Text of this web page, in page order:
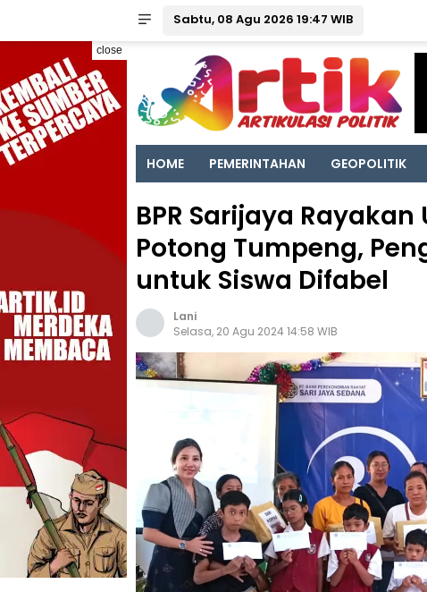
Sabtu, 08 Agu 2026 19:47 WIB
close
HOME PEMERINTAHAN GEOPOLITIK
BPR Sarijaya
Potong Tumpeng,
untuk Siswa Difabel
Lani
Selasa, 20 Agu 2024 14:58 WIB